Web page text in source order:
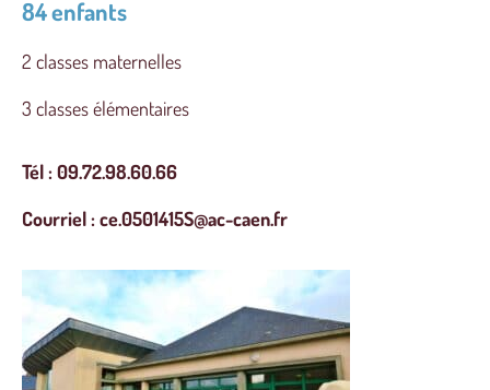
84 enfants
2 classes maternelles
3 classes élémentaires
Tél : 09.72.98.60.66
Courriel : ce.0501415S@ac-caen.fr